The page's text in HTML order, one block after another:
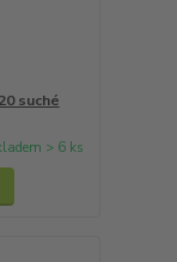
suché
> 6 ks